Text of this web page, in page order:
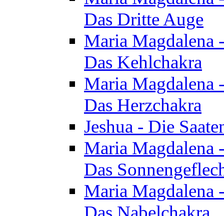
Das Dritte Auge
Maria Magdalena
Das Kehlchakra
Maria Magdalena
Das Herzchakra
Jeshua - Die
Maria Magdalena
Das
Maria Magdalena